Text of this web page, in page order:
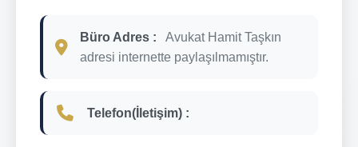
Büro Adres :
Avukat Hamit Taşkın
adresi internette paylaşılmamıştır.
Telefon(İletişim) :